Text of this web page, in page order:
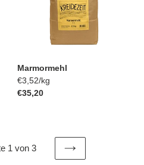
Marmormehl
Einzelpreis
€3,52/pro
kg
Normaler
€35,20
1 von 3
NÄCHSTE